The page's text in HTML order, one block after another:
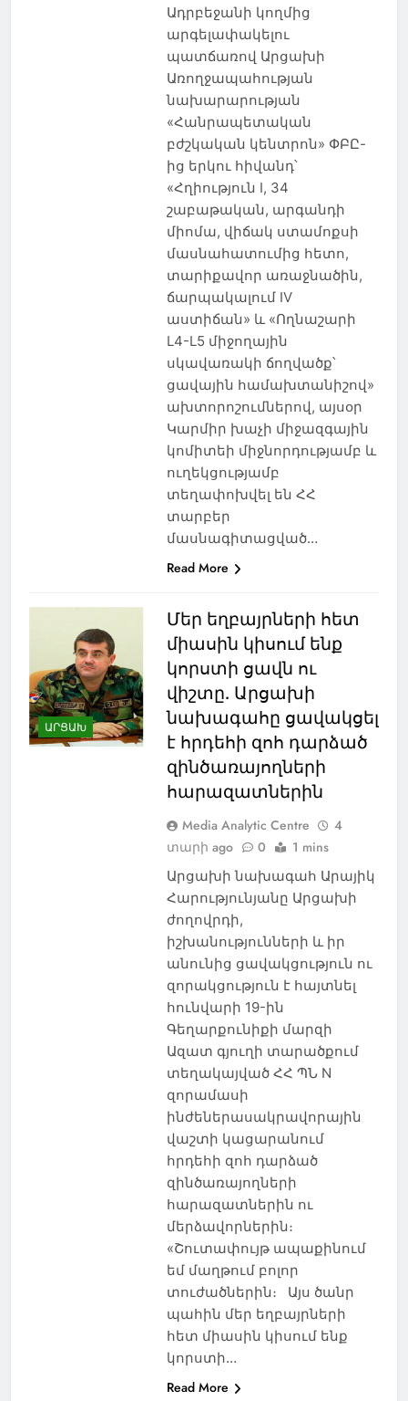
Ադրբեջանի կողմից
արգելափակելու
պատճառով Արցախի
Առողջապահության
նախարարության
«Հանրապետական
բժշկական կենտրոն» ՓԲԸ-
ից երկու հիվանդ՝
«Հղիություն I, 34
շաբաթական, արգանդի
միոմա, վիճակ ստամոքսի
մասնահատումից հետո,
տարիքավոր առաջնածին,
ճարպակալում IV
աստիճան» և «Ողնաշարի
L4-L5 միջողային
սկավառակի ճողվածք՝
ցավային համախտանիշով»
ախտորոշումներով, այսօր
Կարմիր խաչի միջազգային
կոմիտեի միջնորդությամբ և
ուղեկցությամբ
տեղափոխվել են ՀՀ
տարբեր
մասնագիտացված…
Read More
ԱՐՑԱԽ
Մեր եղբայրների հետ
միասին կիսում ենք
կորստի ցավն ու
վիշտը. Արցախի
նախագահը ցավակցել
է հրդեհի զոհ դարձած
զինծառայողների
հարազատներին
Media Analytic Centre
4
տարի ago
0 1 mins
Արցախի նախագահ Արայիկ
Հարությունյանը Արցախի
ժողովրդի,
իշխանությունների և իր
անունից ցավակցություն ու
զորակցություն է հայտնել
հունվարի 19-ին
Գեղարքունիքի մարզի
Ազատ գյուղի տարածքում
տեղակայված ՀՀ ՊՆ N
զորամասի
ինժեներասակրավորային
վաշտի կացարանում
հրդեհի զոհ դարձած
զինծառայողների
հարազատներին ու
մերձավորներին։
«Շուտափույթ ապաքինում
եմ մաղթում բոլոր
տուժածներին։ Այս ծանր
պահին մեր եղբայրների
հետ միասին կիսում ենք
կորստի…
Read More